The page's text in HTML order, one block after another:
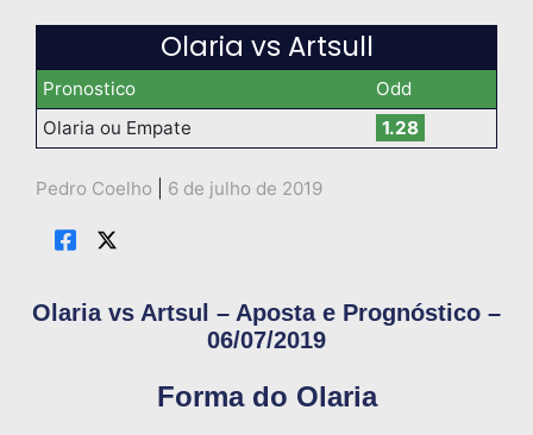
Olaria vs Artsull
Pronostico
Odd
Olaria ou Empate
1.28
Pedro Coelho 6 de julho de 2019
Olaria vs Artsul – Aposta e Prognóstico –
06/07/2019
Forma do Olaria